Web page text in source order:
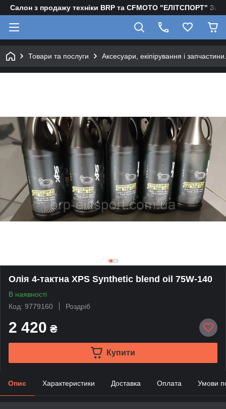
Салон з продажу техніки BRP та CFMOTO "EЛІТСПОРТ"
Товари та послуги Аксесуари, екіпірування і запчастини.
Олія 4-тактна XPS Synthetic blend oil 75W-140
В наявності
Код: 9779160
Роздріб
2 420 ₴
Купити
Опис Характеристики Доставка Оплата Умови